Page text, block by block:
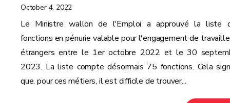
October 4, 2022
Le Ministre wallon de l'Emploi a approuvé la liste
fonctions en pénurie valable pour l'engagement de
étrangers entre le 1er octobre 2022 et le 30
2023. La liste compte désormais 75 fonctions. Cela
que, pour ces métiers, il est difficile de trouver...